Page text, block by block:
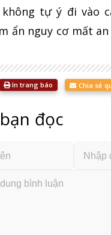
tự ý đi vào
ẩn nguy cơ mất
In trang báo Chia sẻ
đọc